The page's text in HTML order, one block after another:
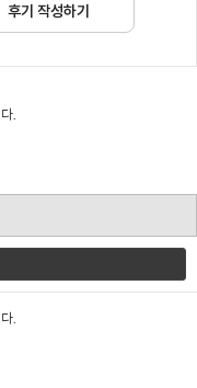
후기 작성하기
.
.